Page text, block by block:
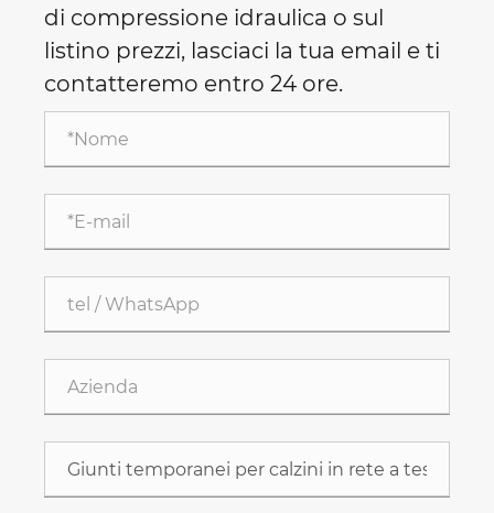
di compressione idraulica o sul
listino prezzi, lasciaci la tua email e ti
contatteremo entro 24 ore.